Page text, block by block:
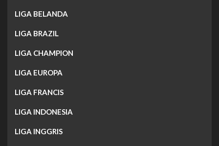
LIGA BELANDA
LIGA BRAZIL
LIGA CHAMPION
LIGA EUROPA
LIGA FRANCIS
LIGA INDONESIA
LIGA INGGRIS